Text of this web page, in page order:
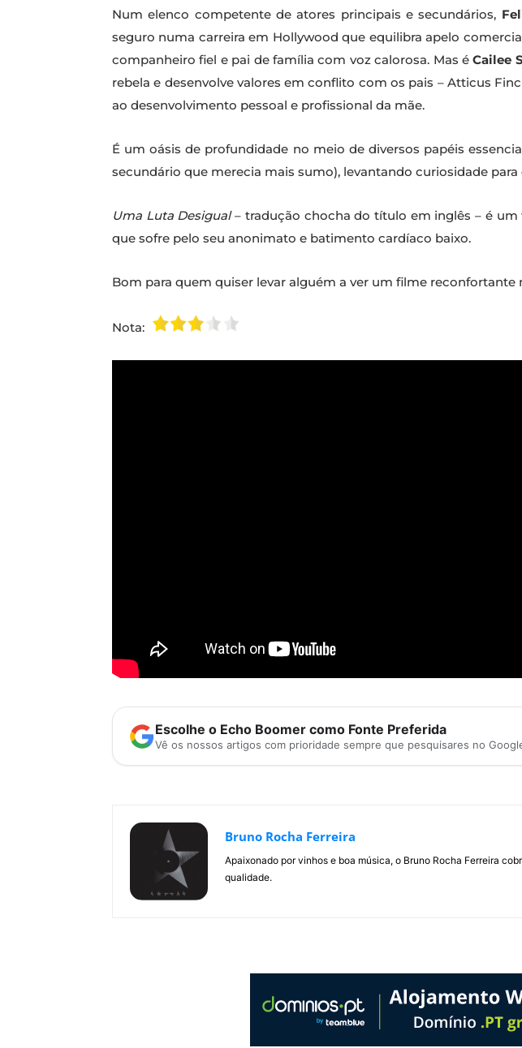
Num elenco competente de atores principais e secundários,
seguro numa carreira em Hollywood que equilibra apelo
companheiro fiel e pai de família com voz calorosa. Mas éCailee
rebela e desenvolve valores em conflito com os pais – Atticus
ao desenvolvimento pessoal e profissional da mãe.
É um oásis de profundidade no meio de diversos papéis
secundário que merecia mais sumo), levantando curiosidade
Uma Luta Desigual– tradução chocha do título em inglês – é
que sofre pelo seu anonimato e batimento cardíaco baixo.
Bom para quem quiser levar alguém a ver um filme reconfortante
Nota:
Escolhe o Echo Boomer como Fonte Preferida
Vê os nossos artigos com prioridade sempre que pesquisares no
Bruno Rocha Ferreira
Apaixonado por vinhos e boa música, o Bruno Rocha Ferreira
qualidade.